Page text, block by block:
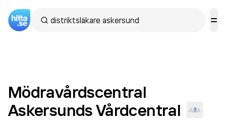
Mödravårdscentral
AskersundsVårdcentral